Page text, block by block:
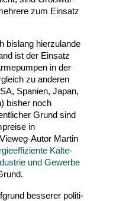
zum Einsatz
bislang hier­zu­lande
ist der Einsatz
in der
zu anderen
, Spanien, Japan,
bisher noch
Grund sind
in
​Autor Martin
Kälte­
und Gewerbe
besserer poli­ti­